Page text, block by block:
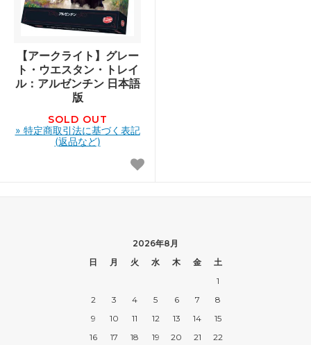
【アークライト】グレー
ト・ウエスタン・トレイ
ル：アルゼンチン 日本語
版
SOLD OUT
» 特定商取引法に基づく表記
(返品など)
2026年8月
日
月 火 水 木 金
土
1
2
3 4 5 6 7
8
9
10 11 12 13 14
15
16
17 18 19 20 21
22